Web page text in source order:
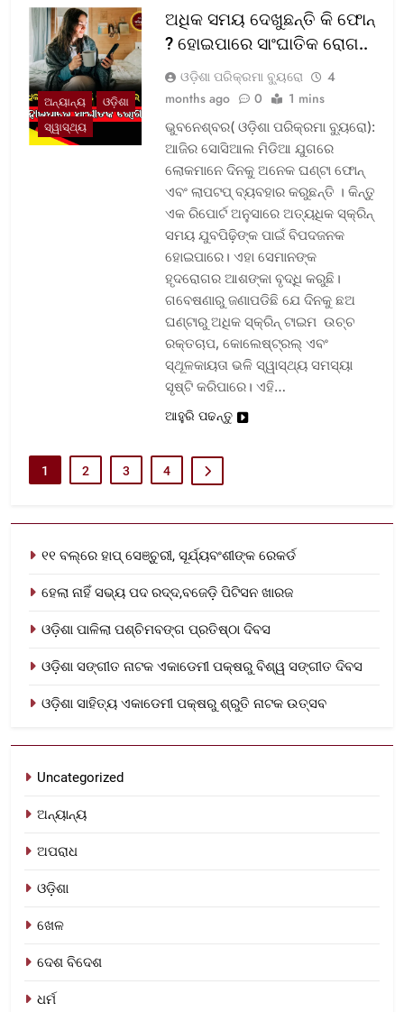
ଅନ୍ୟାନ୍ୟ
ଓଡ଼ିଶା
ସ୍ୱାସ୍ଥ୍ୟ
ଅଧିକ ସମୟ ଦେଖୁଛନ୍ତି କି ଫୋନ୍
? ହୋଇପାରେ ସାଂଘାତିକ ରୋଗ..
ଓଡ଼ିଶା ପରିକ୍ରମା ବ୍ୟୁରୋ
4
months ago
0 1 mins
ଭୁବନେଶ୍ବର( ଓଡ଼ିଶା ପରିକ୍ରମା ବ୍ୟୁରୋ):
ଆଜିର ସୋସିଆଲ ମିଡିଆ ଯୁଗରେ
ଲୋକମାନେ ଦିନକୁ ଅନେକ ଘଣ୍ଟା ଫୋନ୍
ଏବଂ ଲାପଟପ୍ ବ୍ୟବହାର କରୁଛନ୍ତି । କିନ୍ତୁ
ଏକ ରିପୋର୍ଟ ଅନୁସାରେ ଅତ୍ୟଧିକ ସ୍କ୍ରିନ୍
ସମୟ ଯୁବପିଢ଼ିଙ୍କ ପାଇଁ ବିପଦଜନକ
ହୋଇପାରେ। ଏହା ସେମାନଙ୍କ
ହୃଦରୋଗର ଆଶଙ୍କା ବୃଦ୍ଧି କରୁଛି।
ଗବେଷଣାରୁ ଜଣାପଡିଛି ଯେ ଦିନକୁ ଛଅ
ଘଣ୍ଟାରୁ ଅଧିକ ସ୍କ୍ରିନ୍ ଟାଇମ ଉଚ୍ଚ
ରକ୍ତଚାପ, କୋଲେଷ୍ଟ୍ରଲ୍ ଏବଂ
ସ୍ଥୂଳକାୟତା ଭଳି ସ୍ୱାସ୍ଥ୍ୟ ସମସ୍ୟା
ସୃଷ୍ଟି କରିପାରେ। ଏହି…
ଆହୁରି ପଢନ୍ତୁ
1 2 3 4
୧୧ ବଲ୍‌ରେ ହାପ୍ ସେଞ୍ଚୁରୀ, ସୂର୍ଯ୍ୟବଂଶୀଙ୍କ ରେକର୍ଡ
ହେଲା ନାହିଁ ସଭ୍ୟ ପଦ ରଦ୍ଦ,ବଜେଡ଼ି ପିଟିସନ ଖାରଜ
ଓଡ଼ିଶା ପାଳିଲା ପଶ୍ଚିମବଙ୍ଗ ପ୍ରତିଷ୍ଠା ଦିବସ
ଓଡ଼ିଶା ସଙ୍ଗୀତ ନାଟକ ଏକାଡେମୀ ପକ୍ଷରୁ ବିଶ୍ୱ ସଙ୍ଗୀତ ଦିବସ
ଓଡ଼ିଶା ସାହିତ୍ୟ ଏକାଡେମୀ ପକ୍ଷରୁ ଶ୍ରୁତି ନାଟକ ଉତ୍ସବ
Uncategorized
ଅନ୍ୟାନ୍ୟ
ଅପରାଧ
ଓଡ଼ିଶା
ଖେଳ
ଦେଶ ବିଦେଶ
ଧର୍ମ